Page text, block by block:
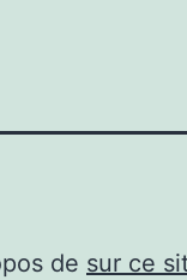
de sur ce